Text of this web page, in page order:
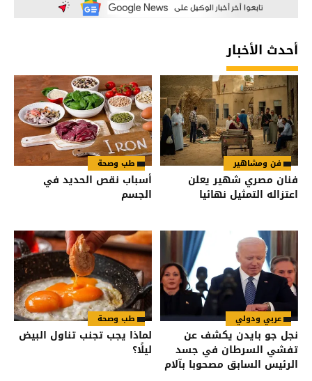
أحدث الأخبار
فن ومشاهير
فنان مصري شهير يعلن
اعتزاله التمثيل نهائيا
طب وصحة
أسباب نقص الحديد في
الجسم
عربي ودولي
نجل جو بايدن يكشف عن
تفشي السرطان في جسد
الرئيس السابق مصحوبا بآلام
طب وصحة
لماذا يجب تجنب تناول البيض
ليلًا؟